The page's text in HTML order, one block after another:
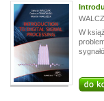
W